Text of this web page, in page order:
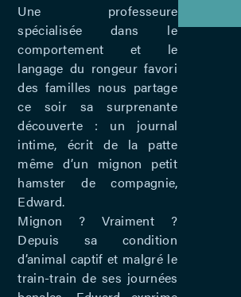
Une professeure
spécialisée dans le
comportement et le
langage du rongeur favori
des familles nous partage
ce soir sa surprenante
découverte : un journal
intime, écrit de la patte
même d’un mignon petit
hamster de compagnie,
Edward.
Mignon ? Vraiment ?
Depuis sa condition
d’animal captif et malgré le
train-train de ses journées